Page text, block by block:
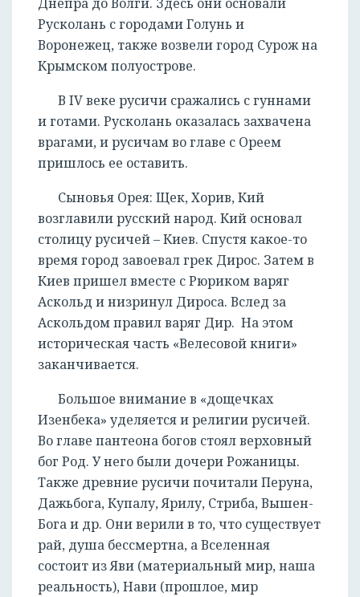
Русколань с городами Голунь и
Воронежец, также возвели город Сурож на
Крымском полуострове.
В IV веке русичи сражались с гуннами
и готами. Русколань оказалась захвачена
врагами, и русичам во главе с Ореем
пришлось ее оставить.
Сыновья Орея: Щек, Хорив, Кий
возглавили русский народ. Кий основал
столицу русичей – Киев. Спустя какое-то
время город завоевал грек Дирос. Затем в
Киев пришел вместе с Рюриком варяг
Аскольд и низринул Дироса. Вслед за
Аскольдом правил варяг Дир. На этом
историческая часть «Велесовой книги»
заканчивается.
Большое внимание в «дощечках
Изенбека» уделяется и религии русичей.
Во главе пантеона богов стоял верховный
бог Род. У него были дочери Рожаницы.
Также древние русичи почитали Перуна,
Дажьбога, Купалу, Ярилу, Стриба, Вышен-
Бога и др. Они верили в то, что существует
рай, душа бессмертна, а Вселенная
состоит из Яви (материальный мир, наша
реальность), Нави (прошлое, мир